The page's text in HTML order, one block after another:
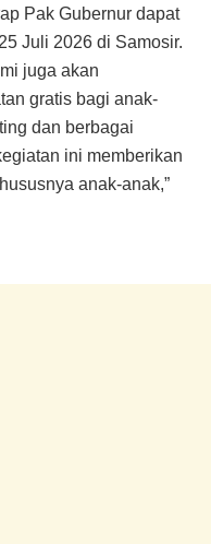
Pak Gubernur dapat
Juli 2026 di Samosir.
juga akan
gratis bagi anak-
dan berbagai
ini memberikan
anak-anak,”